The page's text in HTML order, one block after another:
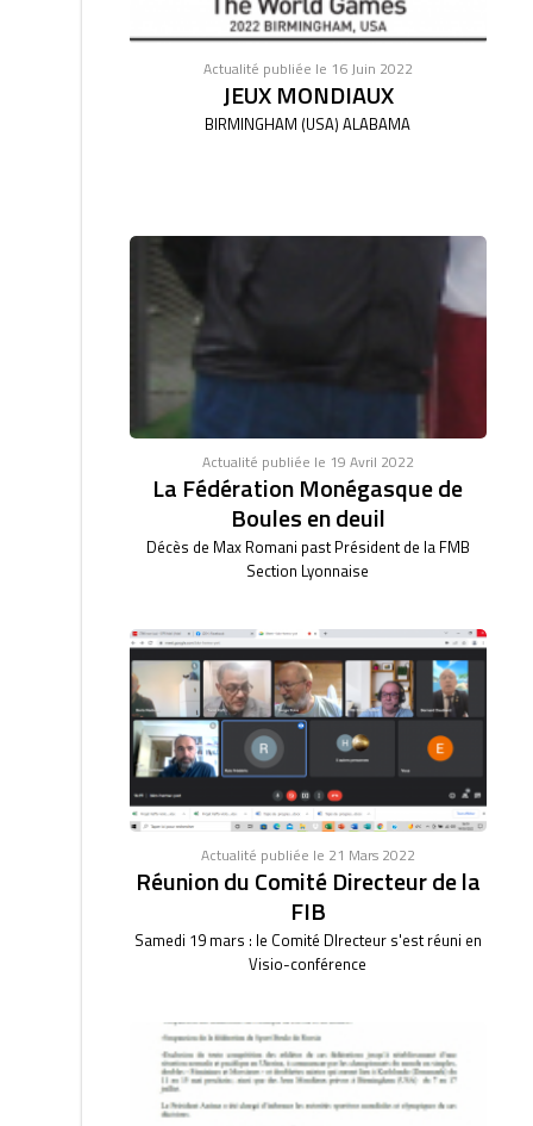
Actualité publiée le 16 Juin 2022
JEUX MONDIAUX
BIRMINGHAM (USA) ALABAMA
Actualité publiée le 19 Avril 2022
La Fédération Monégasque de
Boules en deuil
Décès de Max Romani past Président de la FMB
Section Lyonnaise
Actualité publiée le 21 Mars 2022
Réunion du Comité Directeur de la
FIB
Samedi 19 mars : le Comité DIrecteur s'est réuni en
Visio-conférence